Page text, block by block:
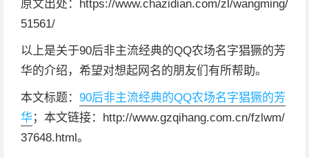
原文出处：https://www.chazidian.com/zl/wangming/
51561/
以上是关于90后非主流经典的QQ农场名字猖獗的芳
华的介绍，希望对想起网名的朋友们有所帮助。
本文标题： 90后非主流经典的QQ农场名字猖獗的芳
华；本文链接：http://www.gzqihang.com.cn/fzlwm/
37648.html。